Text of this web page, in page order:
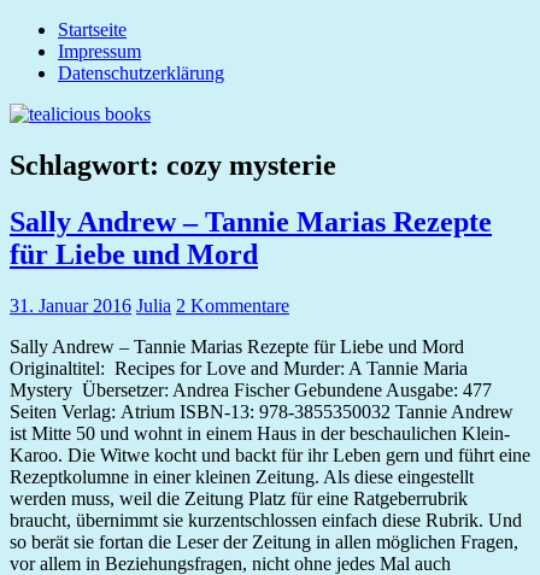
Zum
Inhalt
springen
tealicious
books
Startseite
Impressum
Datenschutzerklärung
Schlagwort: cozy mysterie
Sally Andrew – Tannie Marias Rezepte
für Liebe und Mord
31. Januar 2016 Julia 2 Kommentare
Sally Andrew – Tannie Marias Rezepte für Liebe und Mord
Originaltitel: Recipes for Love and Murder: A Tannie Maria
Mystery Übersetzer: Andrea Fischer Gebundene Ausgabe: 477
Seiten Verlag: Atrium ISBN-13: 978-3855350032 Tannie Andrew
ist Mitte 50 und wohnt in einem Haus in der beschaulichen Klein-
Karoo. Die Witwe kocht und backt für ihr Leben gern und führt eine
Rezeptkolumne in einer kleinen Zeitung. Als diese eingestellt
werden muss, weil die Zeitung Platz für eine Ratgeberrubrik
braucht, übernimmt sie kurzentschlossen einfach diese Rubrik. Und
so berät sie fortan die Leser der Zeitung in allen möglichen Fragen,
vor allem in Beziehungsfragen, nicht ohne jedes Mal auch